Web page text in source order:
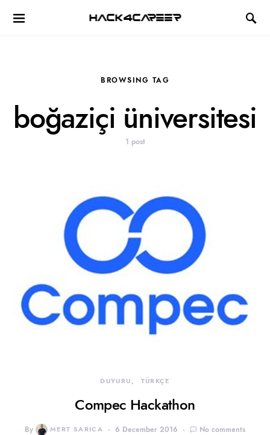
Hack4Career
BROWSING TAG
boğaziçi üniversitesi
1 post
DUYURU TÜRKÇE
Compec Hackathon
By MERT SARICA 6 December 2016 No comments